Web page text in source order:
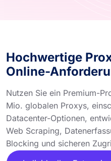
Hochwertige
Online-
Nutzen Sie ein Premium-
Mio. globalen Proxys,
Datacenter-Optionen,
Web Scraping,
Blocking und sicheren